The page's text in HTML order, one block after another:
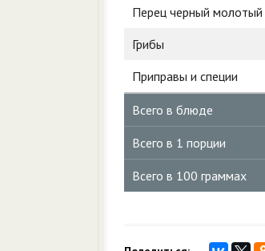
Перец черный молотый
Грибы
Приправы и специи
Всего в блюде
Всего в 1 порции
Всего в 100 граммах